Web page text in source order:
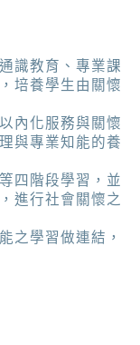
識教育、專業課
培養學生由關懷
內化服務與關懷
與專業知能的養
四階段學習，並
進行社會關懷之
之學習做連結，